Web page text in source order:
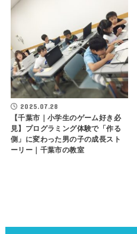
2025.07.28
【千葉市｜小学生のゲーム好き必
見】プログラミング体験で「作る
側」に変わった男の子の成長スト
ーリー｜千葉市の教室